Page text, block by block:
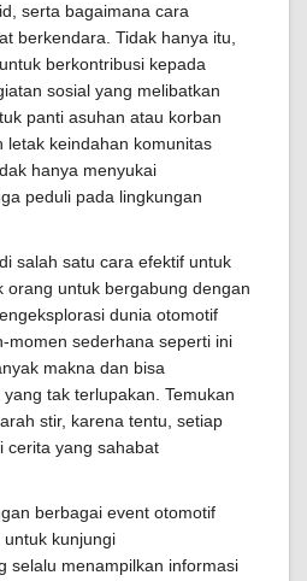
serta bagaimana cara
berkendara. Tidak hanya itu,
berkontribusi kepada
sosial yang melibatkan
panti asuhan atau korban
letak keindahan komunitas
hanya menyukai
peduli pada lingkungan
salah satu cara efektif untuk
orang untuk bergabung dengan
dunia otomotif
momen sederhana seperti ini
makna dan bisa
tak terlupakan. Temukan
stir, karena tentu, setiap
cerita yang sahabat
berbagai event otomotif
kunjungi
selalu menampilkan informasi